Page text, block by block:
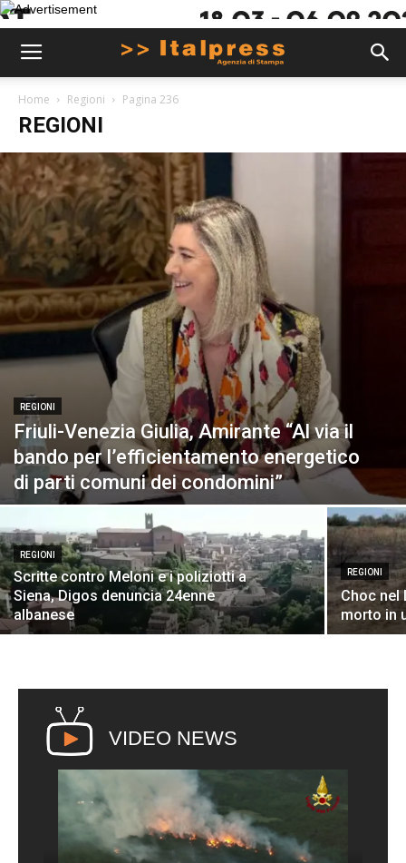
Home Regioni Pagina 236
REGIONI
REGIONI
Friuli-Venezia Giulia, Amirante “Al via il
bando per l’efficientamento energetico
di parti comuni dei condomini”
REGIONI
Scritte contro Meloni e i poliziotti a
Siena, Digos denuncia 24enne
albanese
REGIONI
Choc nel
morto in
VIDEO NEWS